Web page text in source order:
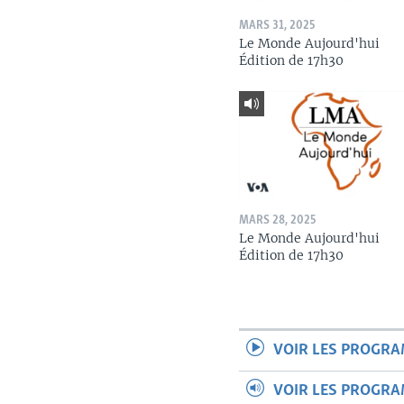
MARS 31, 2025
Le Monde Aujourd'hui
Édition de 17h30
MARS 28, 2025
Le Monde Aujourd'hui
Édition de 17h30
VOIR LES
VOIR LES